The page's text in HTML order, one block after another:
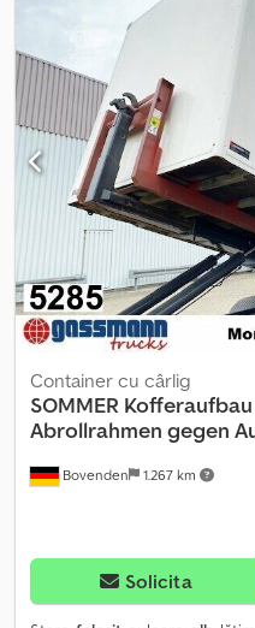
caroserie tip cutie pentru
FĂRĂ GARANȚIE, modificări,
rezervate! Credpfx Asi Rrkrshmjf
Bovenden 1.267 km
Container cu cârlig
SOMMER
Abrollrahmen gegen
Solicita